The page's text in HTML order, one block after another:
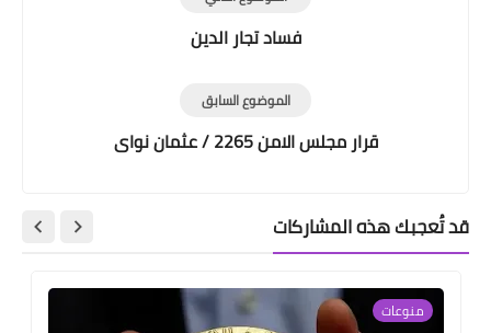
فساد تجار الدين
الموضوع السابق
قرار مجلس الامن 2265 / عثمان نواى
قد تُعجبك هذه المشاركات
منوعات